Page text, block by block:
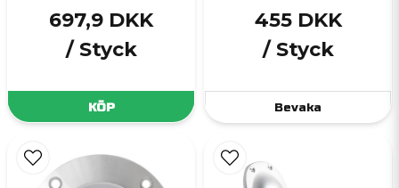
697,9 DKK
/ Styck
KÖP
455 DKK
/ Styck
Bevaka